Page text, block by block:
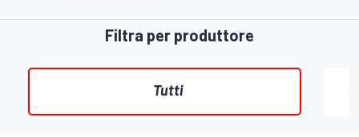
Filtra per produttore
Tutti